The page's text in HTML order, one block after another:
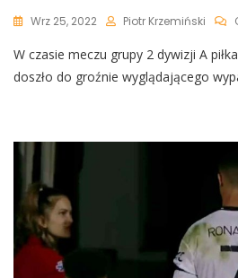
Wrz 25, 2022 Piotr Krzemiński
W czasie meczu grupy 2 dywizji A
doszło do groźnie wyglądającego